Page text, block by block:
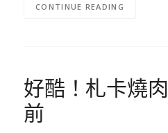
CONTINUE READING
好酷！札卡燒
前